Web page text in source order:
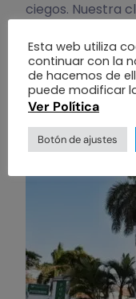
ciegos. Nuestra
tecnología, la
entusiasmo”.
Matrix,
nuevos
Esta web utiliza
continuar con la
de hacemos de
puede modificar
Ver Política
Botón de ajustes